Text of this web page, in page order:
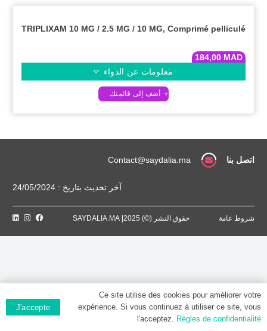
TRIPLIXAM 10 MG / 2.5 MG / 10 MG, Comprimé pelliculé
184,00 MAD
معلومات عن الدواء
اتصل بنا Contact@saydalia.ma
آخر تحديث بتاريخ : 24/05/2024
شروط عامة حقوق النشر (©) 2025| SAYDALIA.MA
Ce site utilise des cookies pour améliorer votre
expérience. Si vous continuez à utiliser ce site, vous
l'acceptez. Règles de confidentialité
J'accepte